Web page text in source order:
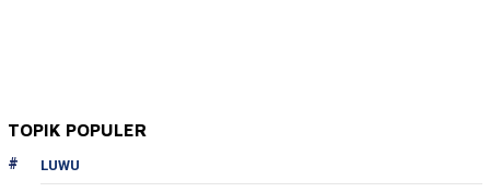
TOPIK POPULER
LUWU